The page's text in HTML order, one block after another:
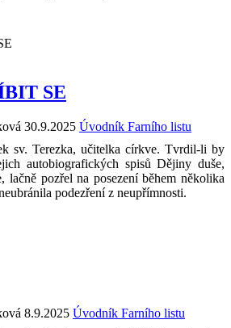
SE
30.9.2025 Úvodník Farního listu
sv. Terezka, učitelka církve. Tvrdil-li by
autobiografických spisů Dějiny duše,
lačně pozřel na posezení během několika
podezření z neupřímnosti.
8.9.2025 Úvodník Farního listu